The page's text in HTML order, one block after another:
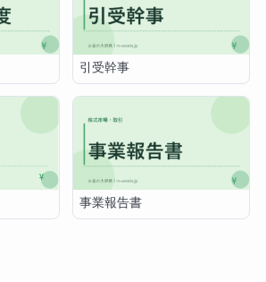
引受幹事
事業報告書